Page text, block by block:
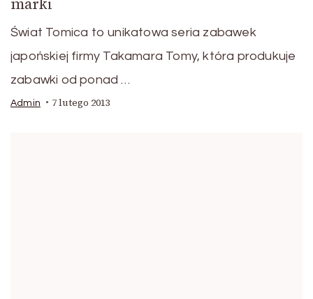
Świat Tomica to unikatowa seria zabawek
japońskiej firmy Takamara Tomy, która produkuje
zabawki od ponad …
Admin 7 lutego 2013